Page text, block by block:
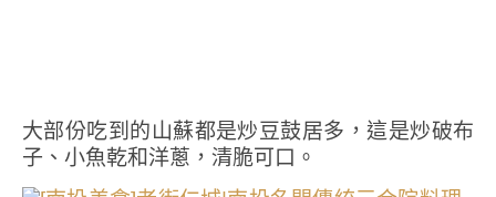
大部份吃到的山蘇都是炒豆鼓居多，這是炒破布
子、小魚乾和洋蔥，清脆可口。